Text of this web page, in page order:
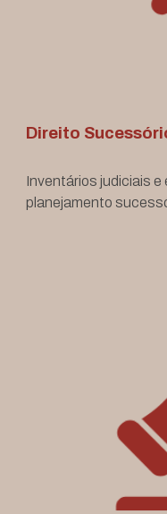
Direito
Inventários judiciais
planejamento